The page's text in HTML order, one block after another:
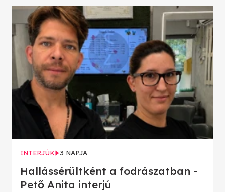
INTERJÚK 3 NAPJA
Hallássérültként a fodrászatban -
Pető Anita interjú